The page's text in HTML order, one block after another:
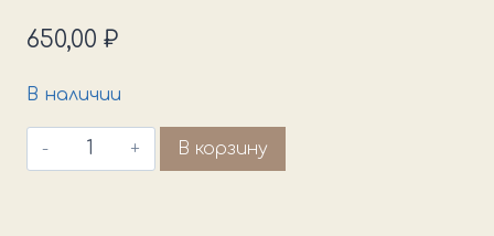
650,00 ₽
В наличии
Количество
товара
В корзину